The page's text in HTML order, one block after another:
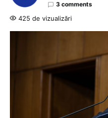
3 comments
425 de vizualizări